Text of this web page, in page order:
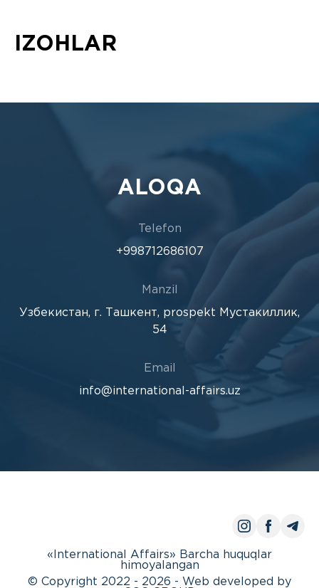
IZOHLAR
ALOQA
Telefon
+998712686107
Manzil
Узбекистан, г. Ташкент, prospekt Мустакиллик,
54
Email
info@international-affairs.uz
«International Affairs» Barcha huquqlar
himoyalangan
© Copyright 2022 - 2026 - Web developed by